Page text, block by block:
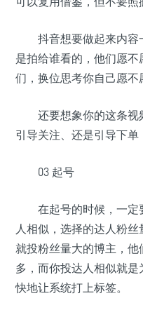
抖音想要做起来内容
是拍给谁看的，他们愿
们，换位思考你自己愿不
还要想象你的这条视
引导关注、还是引导下单
03 起号
在起号的时候，一定
人相似，选择的达人粉
就投粉丝量大的博主，
多，而你投达人相似就
快地让系统打上标签。